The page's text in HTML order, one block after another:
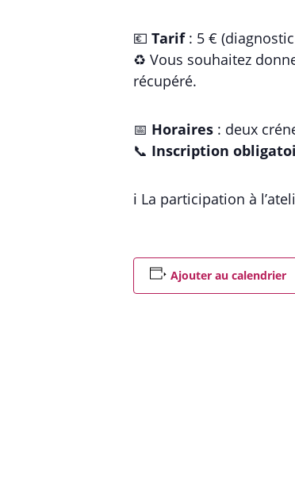
💶 Tarif: 5 €
♻️ Vous souhaitez
récupéré.
📅 Horaires : deux
📞 Inscription
ℹ️ La participation à
Ajouter au calendrier